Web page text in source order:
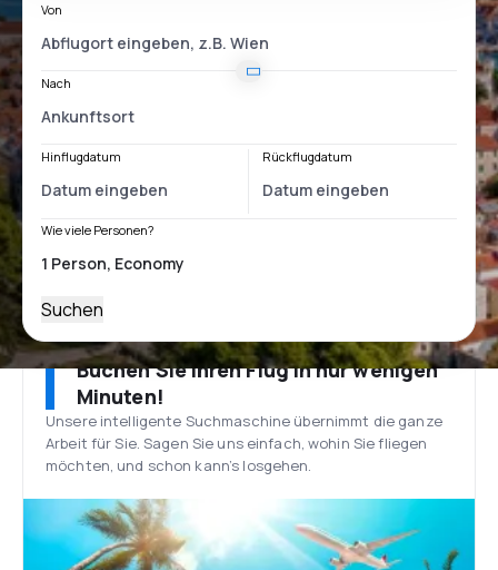
Von
Nach
Hinflugdatum Rückflugdatum
Wie viele Personen?
Suchen
Buchen Sie Ihren Flug in nur wenigen
Minuten!
Unsere intelligente Suchmaschine übernimmt die ganze
Arbeit für Sie. Sagen Sie uns einfach, wohin Sie fliegen
möchten, und schon kann’s losgehen.